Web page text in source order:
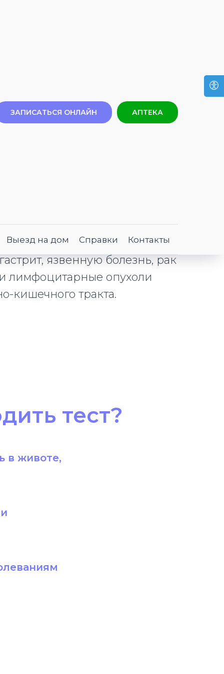
ЗАПИСАТЬСЯ ОНЛАЙН АПТЕКА
Выезд на дом Справки Контакты
тест - «золотой
проблемы,
язвенную болезнь, рак
лимфоцитарные опухоли
кишечного тракта.
тест?
в животе,